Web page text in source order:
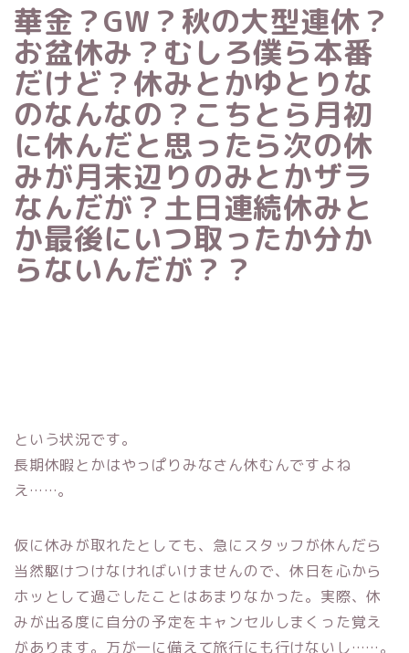
華金？GW？秋の大型連休？
お盆休み？ むしろ僕ら本番
だけど？休みとかゆとりな
のなんなの？こちとら月初
に休んだと思ったら次の休
みが月末辺りのみとかザラ
なんだが？土日連続休みと
か最後にいつ取ったか分か
らないんだが？？
という状況です。
長期休暇とかはやっぱりみなさん休むんですよね
え……。
仮に休みが取れたとしても、急にスタッフが休んだら
当然駆けつけなければいけませんので、休日を心から
ホッとして過ごしたことはあまりなかった。実際、休
みが出る度に自分の予定をキャンセルしまくった覚え
があります。万が一に備えて旅行にも行けないし……。